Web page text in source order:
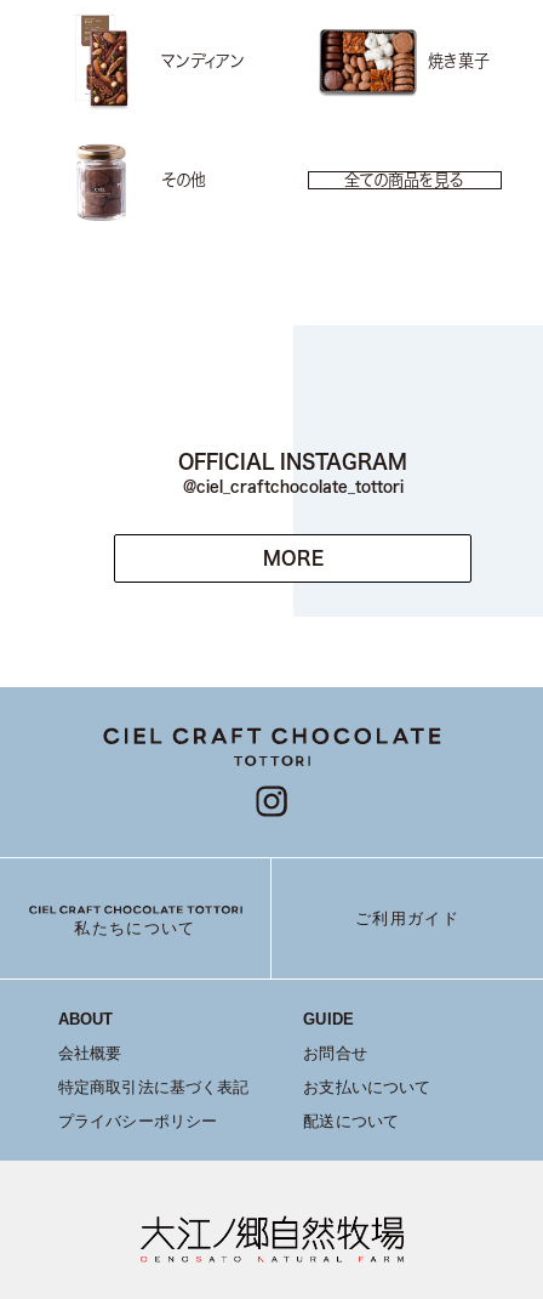
マンディアン 焼き菓子
その他 全ての商品を見る
OFFICIAL INSTAGRAM
@ciel_craftchocolate_tottori
MORE
私たちについて
ご利用ガイド
ABOUT
会社概要
特定商取引法に基づく表記
プライバシーポリシー
GUIDE
お問合せ
お支払いについて
配送について